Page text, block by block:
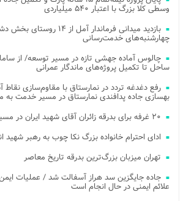
وسطی کلا بزرگ با اعتبار ۵۴۰ میلیاردی
بازدید میدانی فرماندار آمل از ۱۴
چهارشنبه‌های خدمت‌رسانی
ساحل تا تکمیل پروژه‌های ماندگار عمرانی
رفع دغدغه تردد در نمارستاق با مقاوم‌سازی
بهسازی جاده پدافندی نمارستاق در مسیر خدمت به
۲۰ غرفه برای بدرقه زائران آقای شهید ایران در مسیر طریق الرضا برپا شد
ادای احترام خانواده بزرگ نکا چوب به رهبر شهید
تهران میزبان بزرگ‌ترین بدرقه تاریخ معاصر
جاده جایگزین سد هراز آسفالت شد / عملیات
علائم ایمنی در حال انجام است